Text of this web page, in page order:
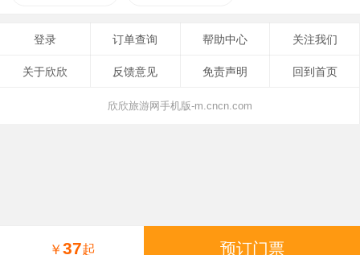
登录 订单查询 帮助中心 关注我们
关于欣欣 反馈意见 免责声明 回到首页
欣欣旅游网手机版-m.cncn.com
￥ 37起 预订门票